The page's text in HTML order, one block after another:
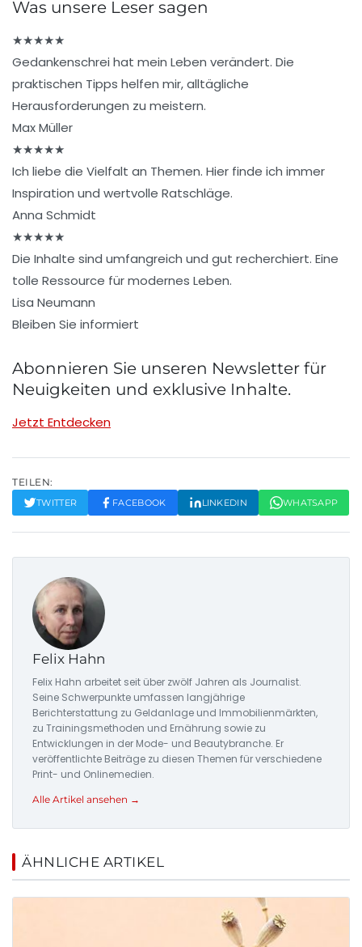
Was unsere Leser sagen
★★★★★
Gedankenschrei hat mein Leben verändert. Die
praktischen Tipps helfen mir, alltägliche
Herausforderungen zu meistern.
Max Müller
★★★★★
Ich liebe die Vielfalt an Themen. Hier finde ich immer
Inspiration und wertvolle Ratschläge.
Anna Schmidt
★★★★★
Die Inhalte sind umfangreich und gut recherchiert. Eine
tolle Ressource für modernes Leben.
Lisa Neumann
Bleiben Sie informiert
Abonnieren Sie unseren Newsletter für
Neuigkeiten und exklusive Inhalte.
Jetzt Entdecken
TEILEN:
TWITTER FACEBOOK LINKEDIN WHATSAPP
Felix Hahn
Felix Hahn arbeitet seit über zwölf Jahren als Journalist.
Seine Schwerpunkte umfassen langjährige
Berichterstattung zu Geldanlage und Immobilienmärkten,
zu Trainingsmethoden und Ernährung sowie zu
Entwicklungen in der Mode- und Beautybranche. Er
veröffentlichte Beiträge zu diesen Themen für verschiedene
Print- und Onlinemedien.
Alle Artikel ansehen →
ÄHNLICHE ARTIKEL